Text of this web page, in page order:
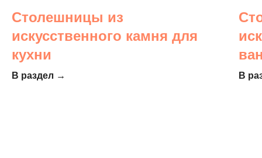
Столешницы из
искусственного камня для
кухни
В раздел → В